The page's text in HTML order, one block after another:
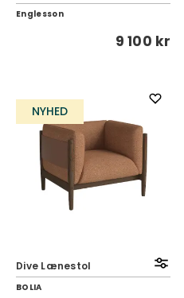
Englesson
9 100 kr
NYHED
Dive Lænestol
BOLIA